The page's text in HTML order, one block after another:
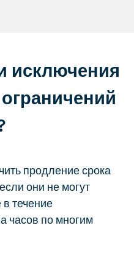
исключения
продление срока
они не могут
течение
часов по многим